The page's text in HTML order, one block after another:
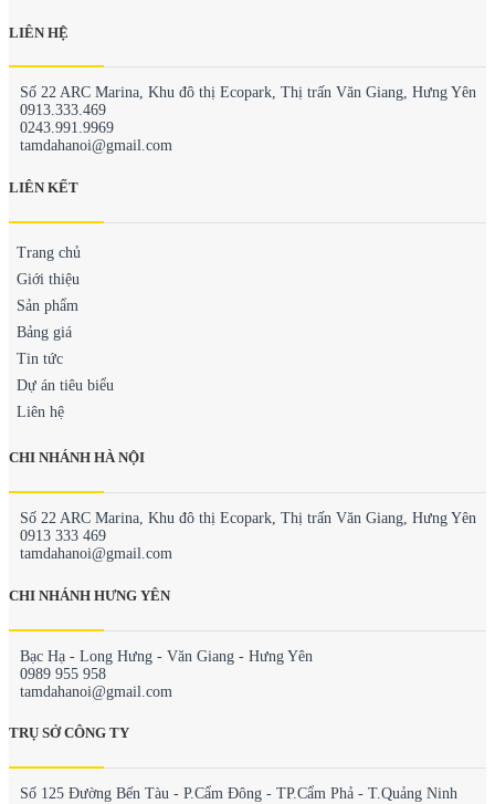
LIÊN HỆ
Số 22 ARC Marina, Khu đô thị Ecopark, Thị trấn Văn Giang, Hưng Yên
0913.333.469
0243.991.9969
tamdahanoi@gmail.com
LIÊN KẾT
Trang chủ
Giới thiệu
Sản phẩm
Bảng giá
Tin tức
Dự án tiêu biểu
Liên hệ
CHI NHÁNH HÀ NỘI
Số 22 ARC Marina, Khu đô thị Ecopark, Thị trấn Văn Giang, Hưng Yên
0913 333 469
tamdahanoi@gmail.com
CHI NHÁNH HƯNG YÊN
Bạc Hạ - Long Hưng - Văn Giang - Hưng Yên
0989 955 958
tamdahanoi@gmail.com
TRỤ SỞ CÔNG TY
Số 125 Đường Bến Tàu - P.Cẩm Đông - TP.Cẩm Phả - T.Quảng Ninh